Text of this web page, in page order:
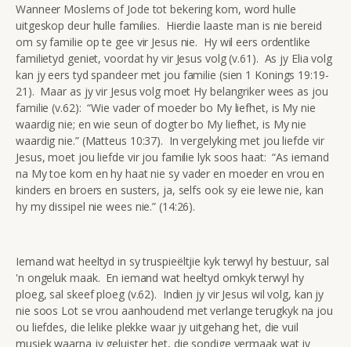
Wanneer Moslems of Jode tot bekering kom, word hulle
uitgeskop deur hulle families. Hierdie laaste man is nie bereid
om sy familie op te gee vir Jesus nie. Hy wil eers ordentlike
familietyd geniet, voordat hy vir Jesus volg (v.61). As jy Elia volg
kan jy eers tyd spandeer met jou familie (sien 1 Konings 19:19-
21). Maar as jy vir Jesus volg moet Hy belangriker wees as jou
familie (v.62): “Wie vader of moeder bo My liefhet, is My nie
waardig nie; en wie seun of dogter bo My liefhet, is My nie
waardig nie.” (Matteus 10:37). In vergelyking met jou liefde vir
Jesus, moet jou liefde vir jou familie lyk soos haat: “As iemand
na My toe kom en hy haat nie sy vader en moeder en vrou en
kinders en broers en susters, ja, selfs ook sy eie lewe nie, kan
hy my dissipel nie wees nie.” (14:26).
Iemand wat heeltyd in sy truspieëltjie kyk terwyl hy bestuur, sal
'n ongeluk maak. En iemand wat heeltyd omkyk terwyl hy
ploeg, sal skeef ploeg (v.62). Indien jy vir Jesus wil volg, kan jy
nie soos Lot se vrou aanhoudend met verlange terugkyk na jou
ou liefdes, die lelike plekke waar jy uitgehang het, die vuil
musiek waarna jy geluister het, die sondige vermaak wat jy